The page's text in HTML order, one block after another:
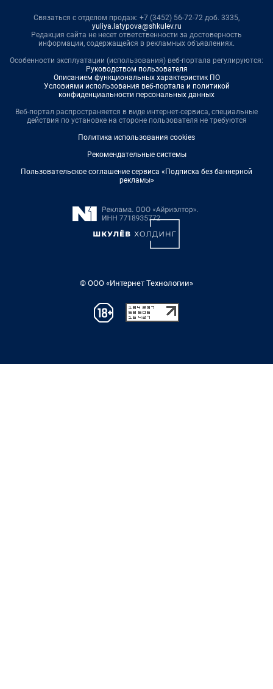
Связаться с отделом продаж: +7 (3452) 56-72-72 доб. 3335,
yuliya.latypova@shkulev.ru
Редакция сайта не несет ответственности за достоверность
информации, содержащейся в рекламных объявлениях.
Особенности эксплуатации (использования) веб-портала регулируются:
Руководством пользователя
Описанием функциональных характеристик ПО
Условиями использования веб-портала и политикой
конфиденциальности персональных данных
Веб-портал распространяется в виде интернет-сервиса, специальные
действия по установке на стороне пользователя не требуются
Политика использования cookies
Рекомендательные системы
Пользовательское соглашение сервиса «Подписка без баннерной
рекламы»
© ООО «Интернет Технологии»